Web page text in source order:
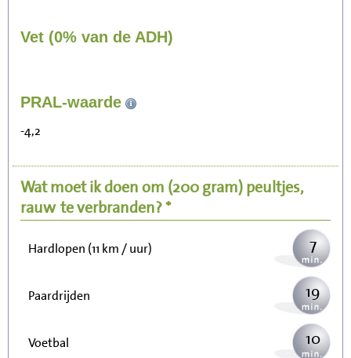
Vet (0% van de ADH)
PRAL-waarde
-4,2
Wat moet ik doen om (200 gram)peultjes,
rauw te verbranden? *
Zitten, tv kijken
Wandelen (5 km/uur)
Hardlopen (11 km / uur) 7
Paardrijden 19
Voetbal 10